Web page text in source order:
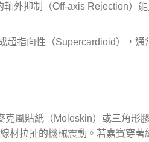
外抑制（Off-axis Rejection）
超指向性（Supercardioid），通
風貼紙（Moleskin）或三角形
材拉扯的機械震動。若嘉賓穿著